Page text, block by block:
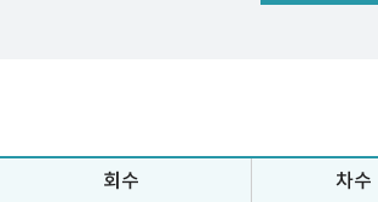
회수 차수